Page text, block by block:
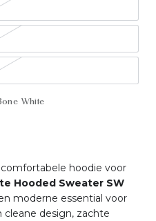
White
hoodie voor
Hooded Sweater SW
moderne essential voor
design, zachte